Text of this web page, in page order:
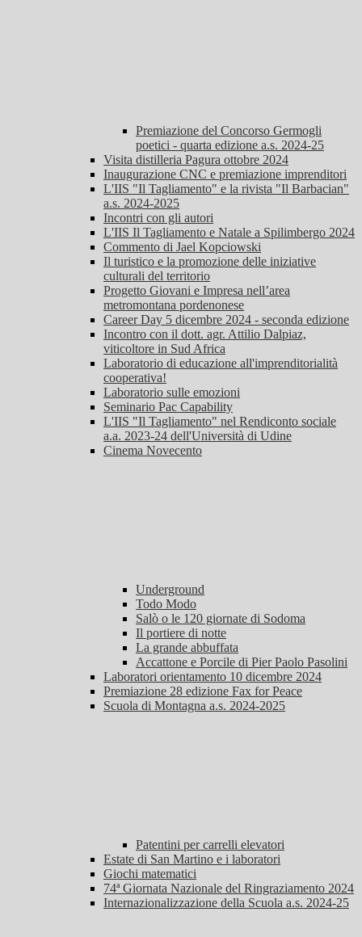
Premiazione del Concorso Germogli
poetici - quarta edizione a.s. 2024-25
Visita distilleria Pagura ottobre 2024
Inaugurazione CNC e premiazione imprenditori
L'IIS "Il Tagliamento" e la rivista "Il Barbacian"
a.s. 2024-2025
Incontri con gli autori
L'IIS Il Tagliamento e Natale a Spilimbergo 2024
Commento di Jael Kopciowski
Il turistico e la promozione delle iniziative
culturali del territorio
Progetto Giovani e Impresa nell’area
metromontana pordenonese
Career Day 5 dicembre 2024 - seconda edizione
Incontro con il dott. agr. Attilio Dalpiaz,
viticoltore in Sud Africa
Laboratorio di educazione all'imprenditorialità
cooperativa!
Laboratorio sulle emozioni
Seminario Pac Capability
L'IIS "Il Tagliamento" nel Rendiconto sociale
a.a. 2023-24 dell'Università di Udine
Cinema Novecento
Underground
Todo Modo
Salò o le 120 giornate di Sodoma
Il portiere di notte
La grande abbuffata
Accattone e Porcile di Pier Paolo Pasolini
Laboratori orientamento 10 dicembre 2024
Premiazione 28 edizione Fax for Peace
Scuola di Montagna a.s. 2024-2025
Patentini per carrelli elevatori
Estate di San Martino e i laboratori
Giochi matematici
74ª Giornata Nazionale del Ringraziamento 2024
Internazionalizzazione della Scuola a.s. 2024-25